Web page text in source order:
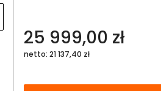
25 999,00 zł
netto: 21 137,40 zł